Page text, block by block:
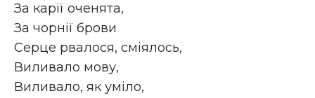
За карії оченята,
За чорнії брови
Серце рвалося, сміялось,
Виливало мову,
Виливало, як уміло,